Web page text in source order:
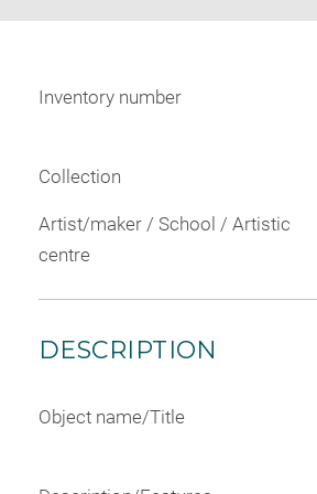
Inventory number
Collection
Artist/maker / School / Artistic
centre
DESCRIPTION
Object name/Title